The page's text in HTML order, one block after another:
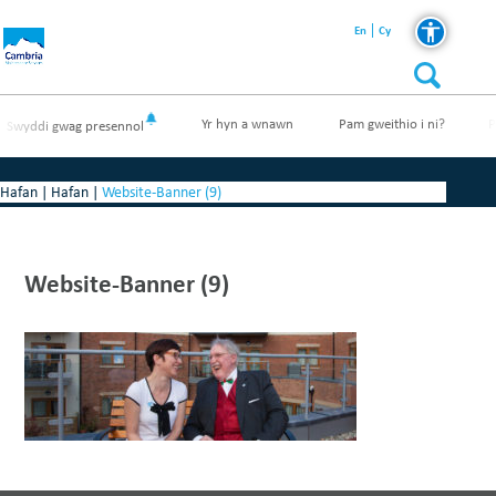
En Cy
Yr hyn a wnawn Pam gweithio i ni?
Swyddi gwag presennol
Hafan | Hafan | Website-Banner (9)
Website-Banner (9)